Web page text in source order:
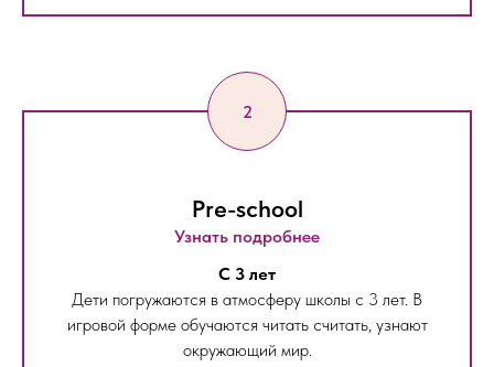
Pre-school
Узнать подробнее
С 3 лет
Дети погружаются в атмосферу школы с 3 лет. В
игровой форме обучаются читать считать, узнают
окружающий мир.